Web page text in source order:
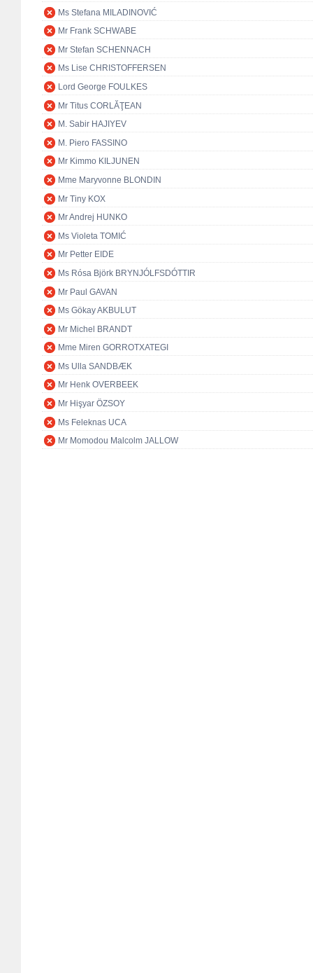
Ms Stefana MILADINOVIĆ
Mr Frank SCHWABE
Mr Stefan SCHENNACH
Ms Lise CHRISTOFFERSEN
Lord George FOULKES
Mr Titus CORLĂŢEAN
M. Sabir HAJIYEV
M. Piero FASSINO
Mr Kimmo KILJUNEN
Mme Maryvonne BLONDIN
Mr Tiny KOX
Mr Andrej HUNKO
Ms Violeta TOMIĆ
Mr Petter EIDE
Ms Rósa Björk BRYNJÓLFSDÓTTIR
Mr Paul GAVAN
Ms Gökay AKBULUT
Mr Michel BRANDT
Mme Miren GORROTXATEGI
Ms Ulla SANDBÆK
Mr Henk OVERBEEK
Mr Hişyar ÖZSOY
Ms Feleknas UCA
Mr Momodou Malcolm JALLOW